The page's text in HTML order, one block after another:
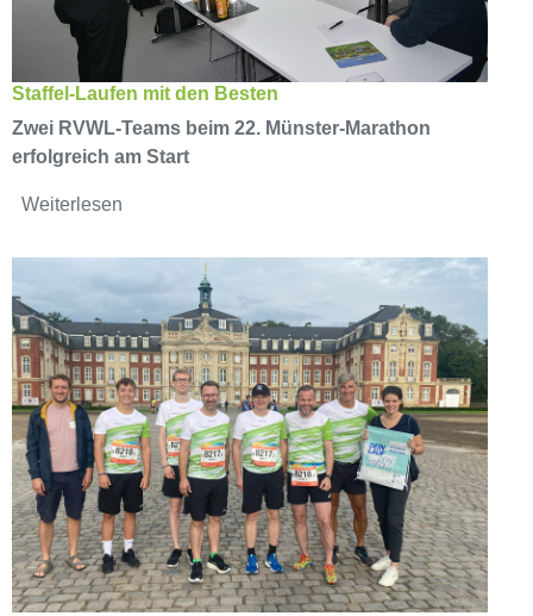
Staffel-Laufen mit den Besten
Zwei RVWL-Teams beim 22. Münster-Marathon
erfolgreich am Start
Weiterlesen